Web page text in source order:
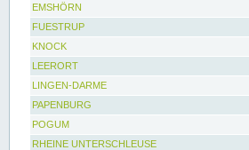
EMSHÖRN
FUESTRUP
KNOCK
LEERORT
LINGEN-DARME
PAPENBURG
POGUM
RHEINE UNTERSCHLEUSE